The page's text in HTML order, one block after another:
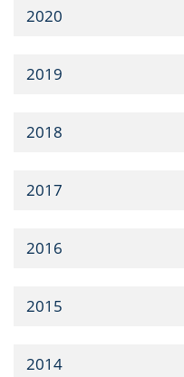
2020
2019
2018
2017
2016
2015
2014